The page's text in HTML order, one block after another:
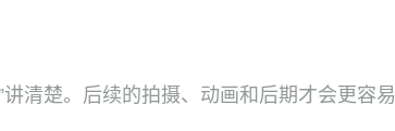
清楚。后续的拍摄、动画和后期才会更容易